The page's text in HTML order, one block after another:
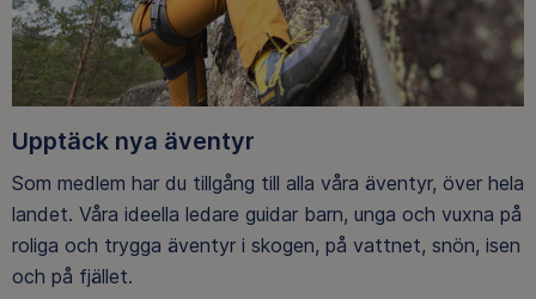
Upptäck nya äventyr
Som medlem har du tillgång till alla våra äventyr, över hela
landet. Våra ideella ledare guidar barn, unga och vuxna på
roliga och trygga äventyr i skogen, på vattnet, snön, isen
och på fjället.